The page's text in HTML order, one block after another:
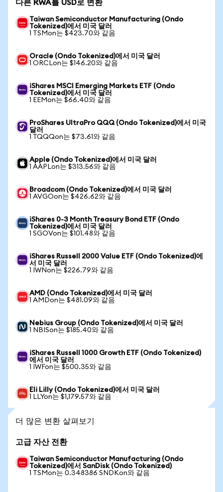
다른 RWA를 USD로 변환
Taiwan Semiconductor Manufacturing (Ondo
Tokenized)에서 미국 달러
1 TSMon는 $423.70와 같음
Oracle (Ondo Tokenized)에서 미국 달러
1 ORCLon는 $146.20와 같음
iShares MSCI Emerging Markets ETF (Ondo
Tokenized)에서 미국 달러
1 EEMon는 $66.40와 같음
ProShares UltraPro QQQ (Ondo Tokenized)에서 미국
달러
1 TQQQon는 $73.61와 같음
Apple (Ondo Tokenized)에서 미국 달러
1 AAPLon는 $313.56와 같음
Broadcom (Ondo Tokenized)에서 미국 달러
1 AVGOon는 $426.62와 같음
iShares 0-3 Month Treasury Bond ETF (Ondo
Tokenized)에서 미국 달러
1 SGOVon는 $101.48와 같음
iShares Russell 2000 Value ETF (Ondo Tokenized)에
서 미국 달러
1 IWNon는 $226.79와 같음
AMD (Ondo Tokenized)에서 미국 달러
1 AMDon는 $481.09와 같음
Nebius Group (Ondo Tokenized)에서 미국 달러
1 NBISon는 $185.40와 같음
iShares Russell 1000 Growth ETF (Ondo Tokenized)
에서 미국 달러
1 IWFon는 $500.35와 같음
Eli Lilly (Ondo Tokenized)에서 미국 달러
1 LLYon는 $1,179.57와 같음
더 많은 변환 살펴보기
고급 자산 전환
Taiwan Semiconductor Manufacturing (Ondo
Tokenized)에서 SanDisk (Ondo Tokenized)
1 TSMon는 0.348386 SNDKon와 같음